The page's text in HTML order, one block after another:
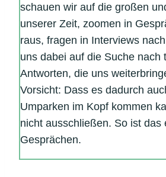
schauen wir auf die großen
unserer Zeit, zoomen in
raus, fragen in Interviews
uns dabei auf die Suche nach
Antworten, die uns
Vorsicht: Dass es dadurch
Umparken im Kopf kommen
nicht ausschließen. So ist das
Gesprächen.